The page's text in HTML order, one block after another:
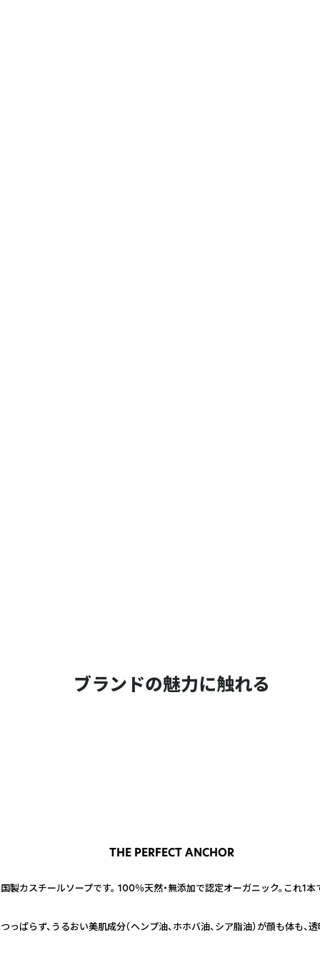
ブランドの魅力に触れる
THE PERFECT ANCHOR
カスチールソープです。 100％天然・無添加で認定オーガニック。これ1本
ぱらず、うるおい美肌成分（ヘンプ油、ホホバ油、シア脂油）が顔も体も、